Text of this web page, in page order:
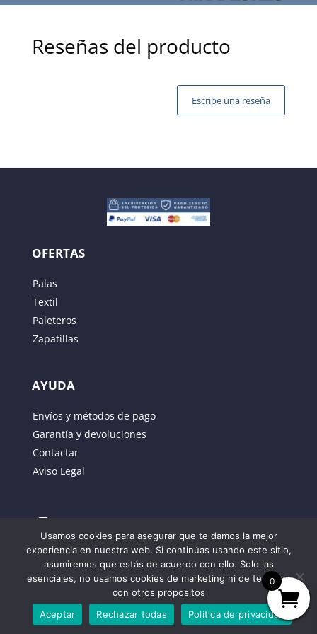
Reseñas del producto
Escribe una reseña
este navegador para la próxima vez que comente.
OFERTAS
Palas
Textil
Paleteros
Zapatillas
AYUDA
Envíos y métodos de pago
Garantía y devoluciones
Contactar
Aviso Legal
Propiedad de JUSBER SPORTT SL – Outlet de
Padel
C/JOSE RODRIGUEZ LAMA 1 León 24005.
0
Usamos cookies para asegurar que te damos la mejor
experiencia en nuestra web. Si continúas usando este sitio,
asumiremos que estás de acuerdo con ello. Solo las
esenciales, no usamos cookies de marketing ni de terceros
con otros propositos
Aceptar
Rechazar todas Política de privacidad